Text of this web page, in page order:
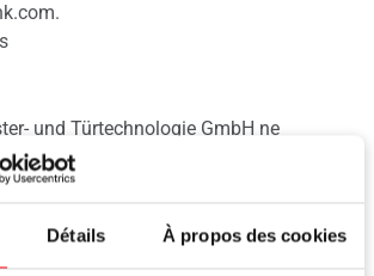
Détails À propos des cookies
und Türtechnologie GmbH ne
les informations fournies soient
ou de qualité. Il n'y a aucune possibilité
pour des dommages résultant de